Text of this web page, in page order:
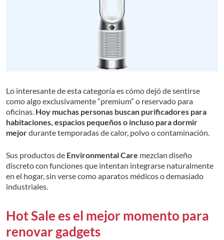
Lo interesante de esta categoría es cómo dejó de sentirse
como algo exclusivamente “premium” o reservado para
oficinas. Hoy muchas personas buscan purificadores para
habitaciones, espacios pequeños o incluso para dormir
mejordurante temporadas de calor, polvo o contaminación.
Sus productos de Environmental Care mezclan diseño
discreto con funciones que intentan integrarse naturalmente
en el hogar, sin verse como aparatos médicos o demasiado
industriales.
Hot Sale es el mejor momento para
renovar gadgets